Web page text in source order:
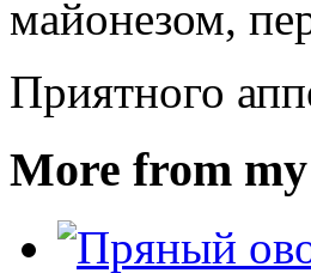
майонезом,
Приятного
More from